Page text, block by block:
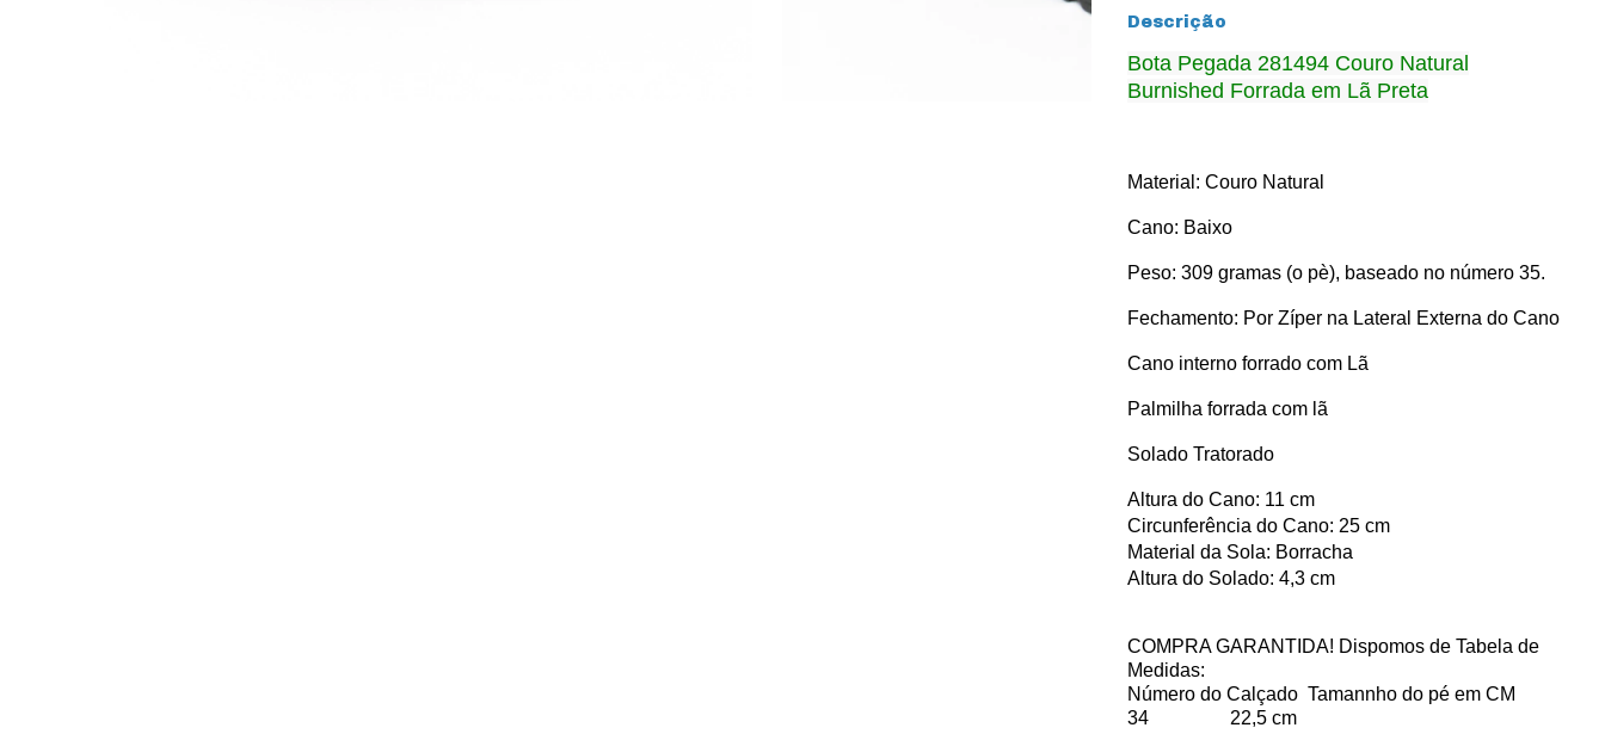
Descrição
Bota Pegada 281494 Couro Natural
Burnished Forrada em Lã Preta
Material: Couro Natural
Cano: Baixo
Peso: 309 gramas (o pè), baseado no número 35.
Fechamento: Por Zíper na Lateral Externa do Cano
Cano interno forrado com Lã
Palmilha forrada com lã
Solado Tratorado
Altura do Cano: 11 cm
Circunferência do Cano: 25 cm
Material da Sola: Borracha
Altura do Solado: 4,3 cm
COMPRA GARANTIDA! Dispomos de Tabela de
Medidas:
Número do Calçado Tamannho do pé em CM
34 22,5 cm